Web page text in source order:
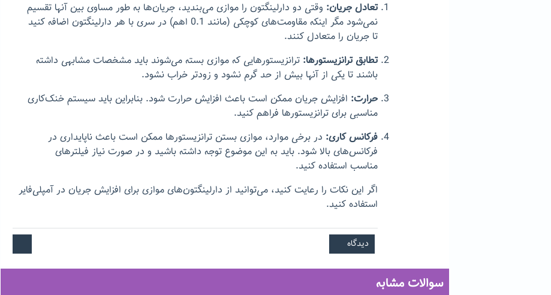
تعادل جریان: وقتی دو دارلینگتون را موازی می‌بندید، جریان‌ها به طور مساوی بین آنها تقسیم
نمی‌شود مگر اینکه مقاومت‌های کوچکی (مانند 0.1 اهم) در سری با هر دارلینگتون اضافه کنید
تا جریان را متعادل کنند.
تطابق ترانزیستورها: ترانزیستورهایی که موازی بسته می‌شوند باید مشخصات مشابهی داشته
باشند تا یکی از آنها بیش از حد گرم نشود و زودتر خراب نشود.
حرارت: افزایش جریان ممکن است باعث افزایش حرارت شود. بنابراین باید سیستم خنک‌کاری
مناسبی برای ترانزیستورها فراهم کنید.
فرکانس کاری: در برخی موارد، موازی بستن ترانزیستورها ممکن است باعث ناپایداری در
فرکانس‌های بالا شود. باید به این موضوع توجه داشته باشید و در صورت نیاز فیلترهای
مناسب استفاده کنید.
اگر این نکات را رعایت کنید، می‌توانید از دارلینگتون‌های موازی برای افزایش جریان در آمپلی‌فایر
استفاده کنید.
سوالات مشابه